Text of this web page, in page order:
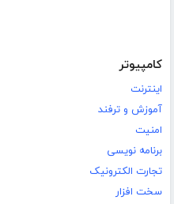
کامپیوتر
اینترنت
آموزش و ترفند
امنیت
برنامه نویسی
تجارت الکترونیک
سخت افزار